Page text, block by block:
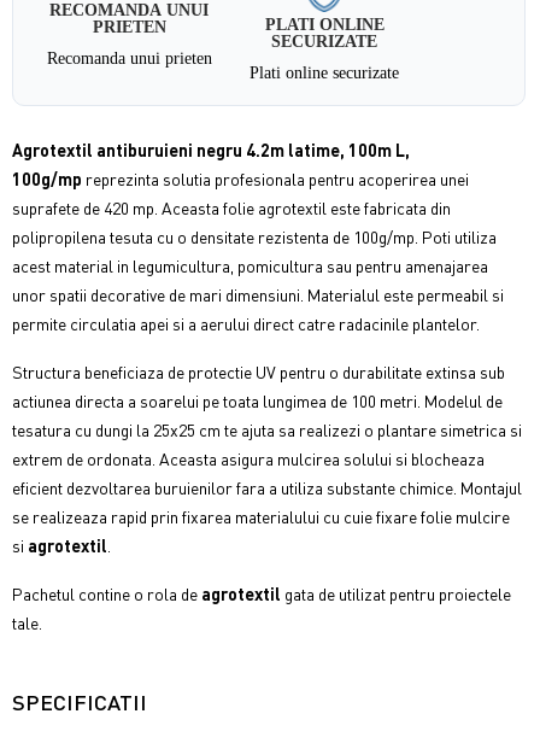
RECOMANDA UNUI
PRIETEN
Recomanda unui prieten
PLATI ONLINE
SECURIZATE
Plati online securizate
Agrotextil antiburuieni negru 4.2m latime, 100m L,
100g/mp reprezinta solutia profesionala pentru acoperirea unei
suprafete de 420 mp. Aceasta folie agrotextil este fabricata din
polipropilena tesuta cu o densitate rezistenta de 100g/mp. Poti utiliza
acest material in legumicultura, pomicultura sau pentru amenajarea
unor spatii decorative de mari dimensiuni. Materialul este permeabil si
permite circulatia apei si a aerului direct catre radacinile plantelor.
Structura beneficiaza de protectie UV pentru o durabilitate extinsa sub
actiunea directa a soarelui pe toata lungimea de 100 metri. Modelul de
tesatura cu dungi la 25x25 cm te ajuta sa realizezi o plantare simetrica si
extrem de ordonata. Aceasta asigura mulcirea solului si blocheaza
eficient dezvoltarea buruienilor fara a utiliza substante chimice. Montajul
se realizeaza rapid prin fixarea materialului cu cuie fixare folie mulcire
si agrotextil
Pachetul contine o rola de agrotextil gata de utilizat pentru proiectele
tale.
SPECIFICATII